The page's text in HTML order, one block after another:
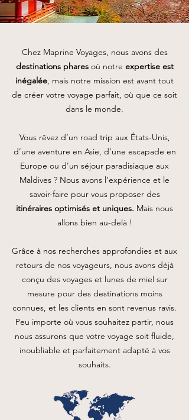
Chez Maprine Voyages, nous avons des
destinations phares où notre expertise est
inégalée, mais notre mission est avant tout
de créer votre voyage parfait, où que ce soit
dans le monde.
Vous rêvez d’un road trip aux États-Unis,
d’une aventure en Asie, d’une escapade en
Europe ou d’un séjour paradisiaque aux
Maldives ? Nous avons l’expérience et le
savoir-faire pour vous proposer des
itinéraires optimisés et uniques. Mais nous
allons bien au-delà !
Grâce à nos recherches approfondies et aux
retours de nos voyageurs, nous avons déjà
conçu des voyages et lunes de miel sur
mesure pour des destinations moins
connues, et les clients en sont revenus ravis.
Peu importe où vous souhaitez partir, nous
nous assurons que votre voyage soit fluide,
inoubliable et parfaitement adapté à vos
souhaits.